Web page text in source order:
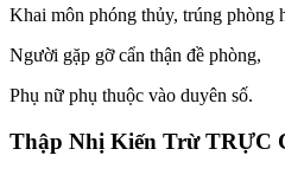
Khai môn phóng thủy, trúng phòng
Người gặp gỡ cẩn thận đề phòng,
Phụ nữ phụ thuộc vào duyên số.
Thập Nhị Kiến Trừ TRỰC